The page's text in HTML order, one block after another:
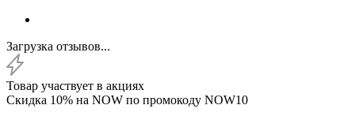
Загрузка отзывов...
Товар участвует в акциях
Скидка 10% на NOW по промокоду NOW10